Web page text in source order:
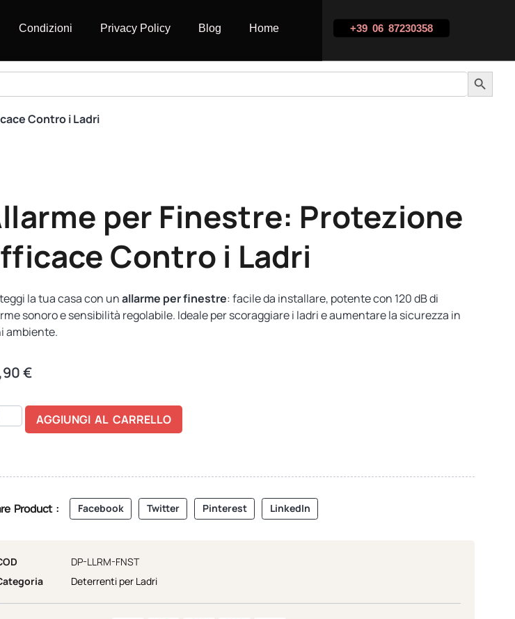
Condizioni Privacy Policy Blog Home +39 06 87230358
SEARCH
Contro i Ladri
per Finestre: Protezione
Contro i Ladri
la tua casa con unallarme per finestre: facile da installare, potente con 120 dB di
sonoro e sensibilità regolabile. Ideale per scoraggiare i ladri e aumentare la sicurezza in
ambiente.
€
AGGIUNGI AL CARRELLO
Product : Facebook Twitter Pinterest LinkedIn
DP-LLRM-FNST
Deterrenti per Ladri